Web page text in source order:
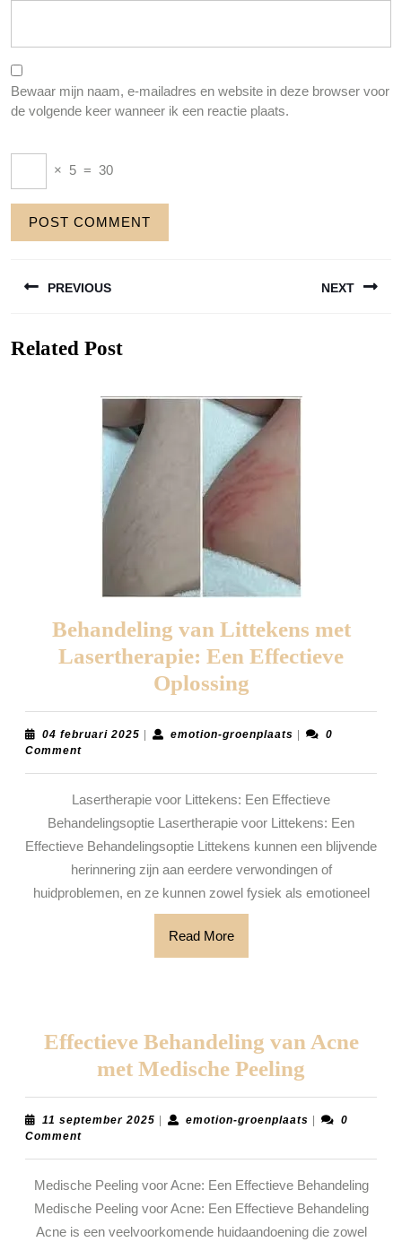
Bewaar mijn naam, e-mailadres en website in deze browser voor
de volgende keer wanneer ik een reactie plaats.
× 5 = 30
PREVIOUS
post:
NEXT
Related Post
Behandeling van Littekens met
Lasertherapie: Een Effectieve
OplossingBehandeling
van
Littekens
Lasertherapie:
Een
Effectieve
Oplossing
04 februari 2025 04
| emotion-groenplaatsemotion-
|
0
Comment
Lasertherapie voor Littekens: Een Effectieve
Behandelingsoptie Lasertherapie voor Littekens: Een
Effectieve Behandelingsoptie Littekens kunnen een blijvende
herinnering zijn aan eerdere verwondingen of
huidproblemen, en ze kunnen zowel fysiek als emotioneel
Read MoreRead
More
Effectieve Behandeling van Acne
met Medische Peeling
van
met
Medische
Peeling
11 september 2025 11| emotion-groenplaatsemotion-
|
0
Comment
Medische Peeling voor Acne: Een Effectieve Behandeling
Medische Peeling voor Acne: Een Effectieve Behandeling
Acne is een veelvoorkomende huidaandoening die zowel